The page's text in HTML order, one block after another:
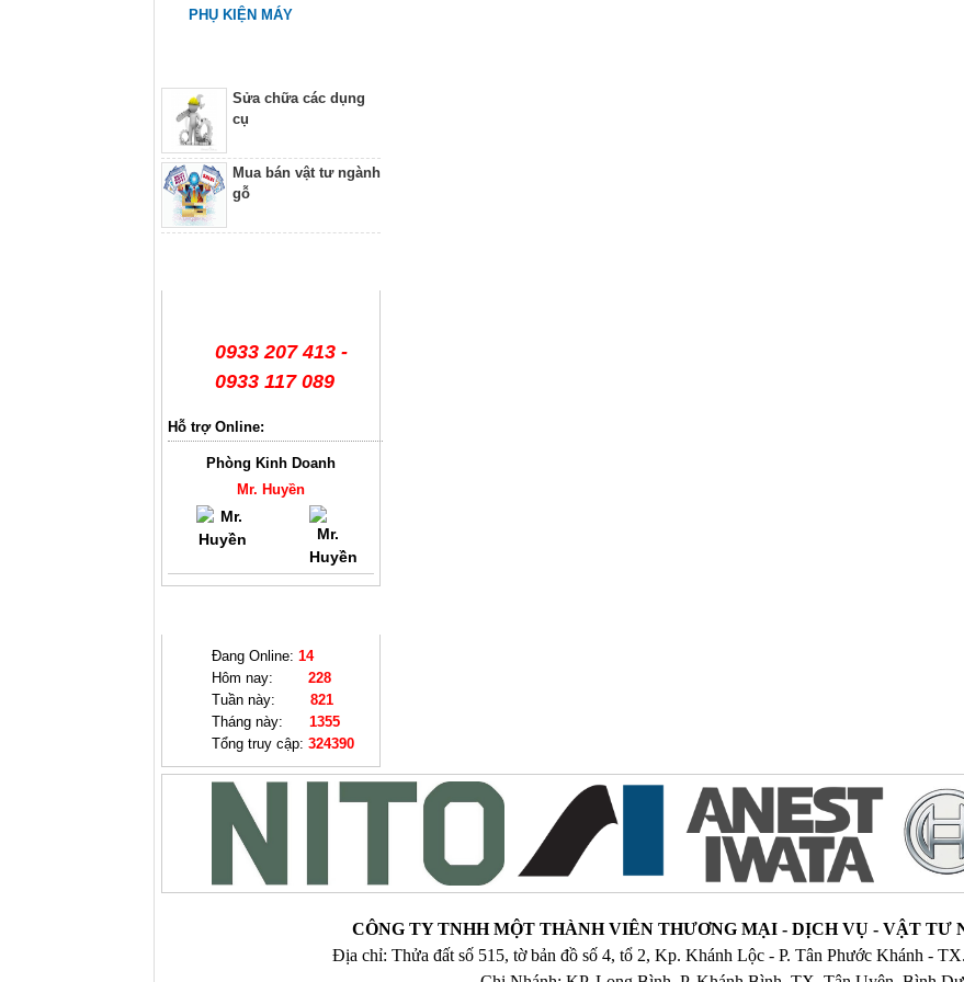
PHỤ KIỆN MÁY
Sửa chữa các dụng
cụ
Mua bán vật tư ngành
gỗ
0933 207 413 -
0933 117 089
Hỗ trợ Online:
Phòng Kinh Doanh
Mr. Huyền
Đang Online: 14
Hôm nay: 228
Tuần này: 821
Tháng này: 1355
Tổng truy cập: 324390
CÔNG TY TNHH MỘT THÀNH VIÊN THƯƠNG MẠI - DỊCH VỤ - VẬT TƯ
Địa chỉ: Thửa đất số 515, tờ bản đồ số 4, tổ 2, Kp. Khánh Lộc - P. Tân Phước Khánh -